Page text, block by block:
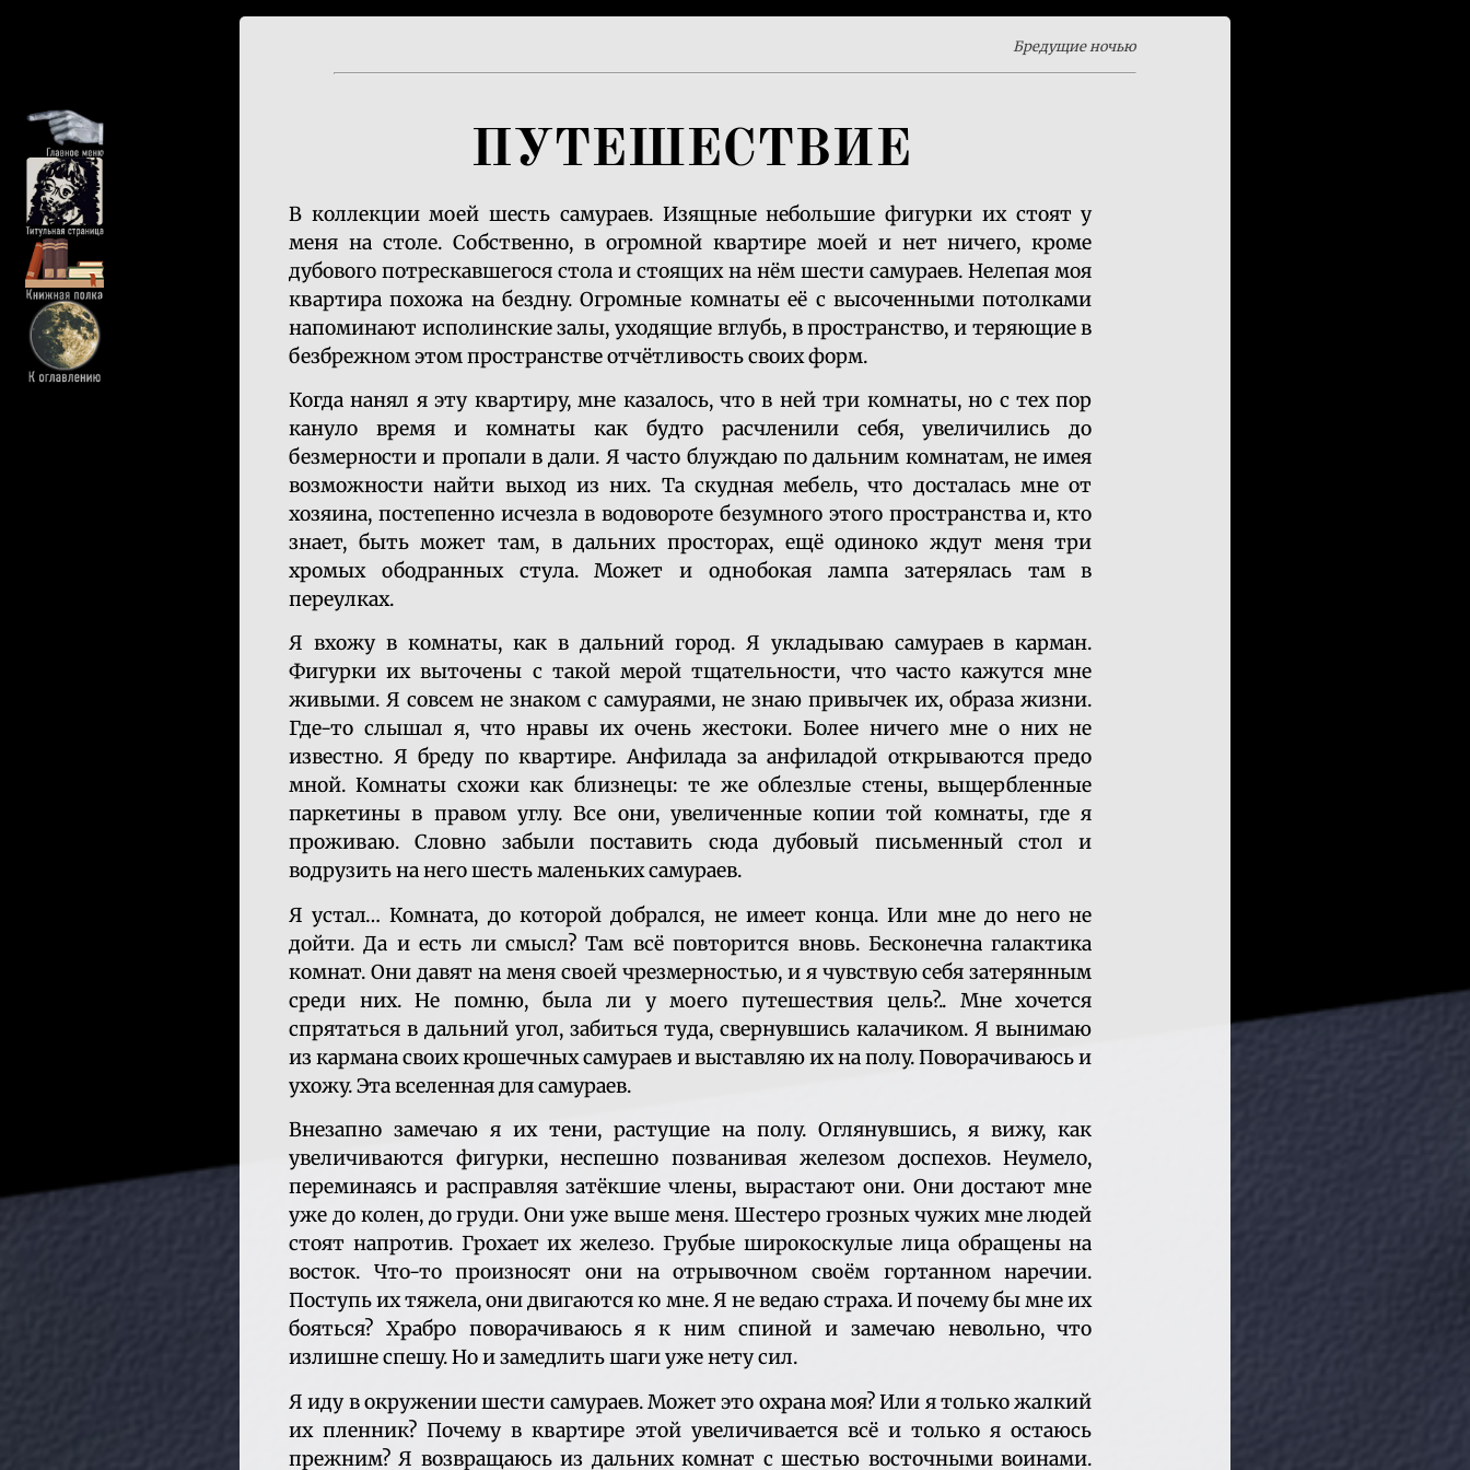
Бредущие ночью
ПУТЕШЕСТВИЕ
В коллекции моей шесть самураев. Изящные небольшие фигурки их стоят у
меня на столе. Собственно, в огромной квартире моей и нет ничего, кроме
дубового потрескавшегося стола и стоящих на нём шести самураев. Нелепая моя
квартира похожа на бездну. Огромные комнаты её с высоченными потолками
напоминают исполинские залы, уходящие вглубь, в пространство, и теряющие в
безбрежном этом пространстве отчётливость своих форм.
Когда нанял я эту квартиру, мне казалось, что в ней три комнаты, но с тех пор
кануло время и комнаты как будто расчленили себя, увеличились до
безмерности и пропали в дали. Я часто блуждаю по дальним комнатам, не имея
возможности найти выход из них. Та скудная мебель, что досталась мне от
хозяина, постепенно исчезла в водовороте безумного этого пространства и, кто
знает, быть может там, в дальних просторах, ещё одиноко ждут меня три
хромых ободранных стула. Может и однобокая лампа затерялась там в
переулках.
Я вхожу в комнаты, как в дальний город. Я укладываю самураев в карман.
Фигурки их выточены с такой мерой тщательности, что часто кажутся мне
живыми. Я совсем не знаком с самураями, не знаю привычек их, образа жизни.
Где-то слышал я, что нравы их очень жестоки. Более ничего мне о них не
известно. Я бреду по квартире. Анфилада за анфиладой открываются предо
мной. Комнаты схожи как близнецы: те же облезлые стены, выщербленные
паркетины в правом углу. Все они, увеличенные копии той комнаты, где я
проживаю. Словно забыли поставить сюда дубовый письменный стол и
водрузить на него шесть маленьких самураев.
Я устал… Комната, до которой добрался, не имеет конца. Или мне до него не
дойти. Да и есть ли смысл? Там всё повторится вновь. Бесконечна галактика
комнат. Они давят на меня своей чрезмерностью, и я чувствую себя затерянным
среди них. Не помню, была ли у моего путешествия цель?.. Мне хочется
спрятаться в дальний угол, забиться туда, свернувшись калачиком. Я вынимаю
из кармана своих крошечных самураев и выставляю их на полу. Поворачиваюсь и
ухожу. Эта вселенная для самураев.
Внезапно замечаю я их тени, растущие на полу. Оглянувшись, я вижу, как
увеличиваются фигурки, неспешно позванивая железом доспехов. Неумело,
переминаясь и расправляя затёкшие члены, вырастают они. Они достают мне
уже до колен, до груди. Они уже выше меня. Шестеро грозных чужих мне людей
стоят напротив. Грохает их железо. Грубые широкоскулые лица обращены на
восток. Что-то произносят они на отрывочном своём гортанном наречии.
Поступь их тяжела, они двигаются ко мне. Я не ведаю страха. И почему бы мне их
бояться? Храбро поворачиваюсь я к ним спиной и замечаю невольно, что
излишне спешу. Но и замедлить шаги уже нету сил.
Я иду в окружении шести самураев. Может это охрана моя? Или я только жалкий
их пленник? Почему в квартире этой увеличивается всё и только я остаюсь
прежним? Я возвращаюсь из дальних комнат с шестью восточными воинами.